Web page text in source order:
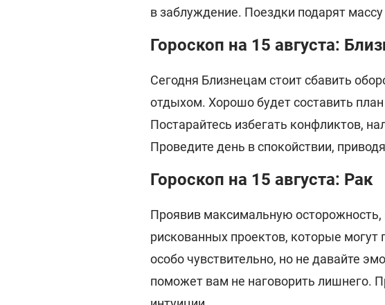
в заблуждение. Поездки подарят
Гороскоп на 15 августа:
Сегодня Близнецам стоит сбавить
отдыхом. Хорошо будет составить
Постарайтесь избегать конфликтов,
Проведите день в спокойствии,
Гороскоп на 15 августа: Рак
Проявив максимальную осторожность,
рискованных проектов, которые могут
особо чувствительно, но не давайте
поможет вам не наговорить лишнего.